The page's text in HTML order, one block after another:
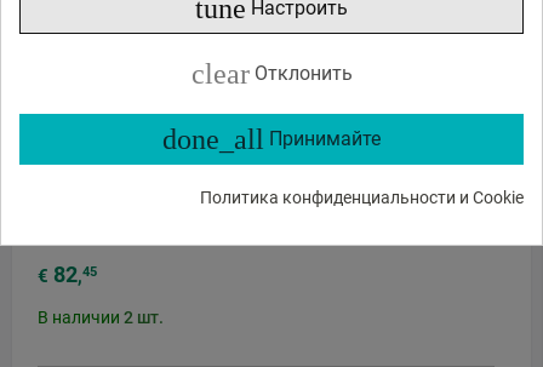
tune Настроить
clear Отклонить
done_all Принимайте
Политика конфиденциальности и Cookie
Hollyland LARK A1 Combo-Space Gray USB-C RX + Lightning
€ 82,45
В наличии 2 шт.